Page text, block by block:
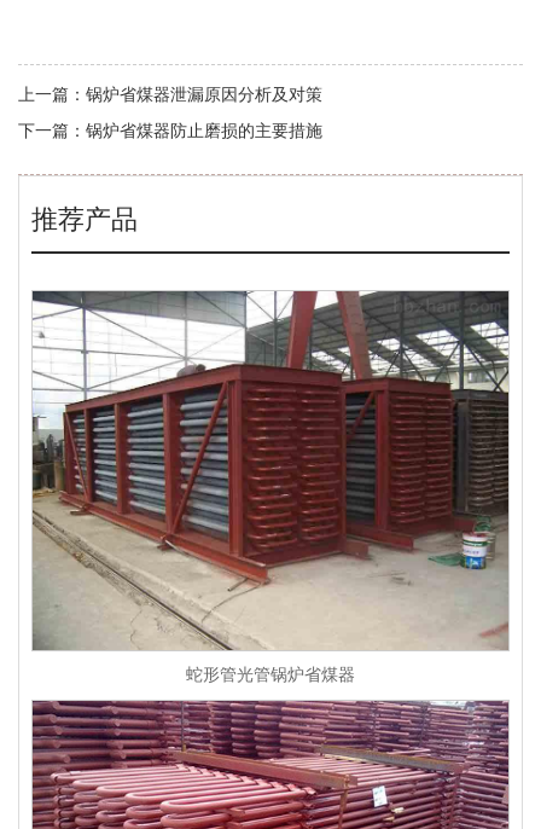
上一篇： 锅炉省煤器泄漏原因分析及对策
下一篇： 锅炉省煤器防止磨损的主要措施
推荐产品
蛇形管光管锅炉省煤器